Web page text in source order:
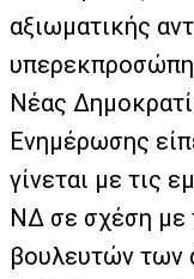
αξιωματικής
Νέας
Ενημέρωσης
γίνεται με τις
ΝΔ σε σχέση με
βουλευτών των